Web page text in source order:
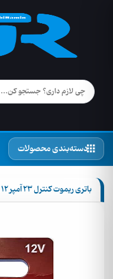
دسته‌بندی محصولات
باتری ریموت کنترل 23 آمپر 12 ولت پاورفلش مدل Super Alkaline